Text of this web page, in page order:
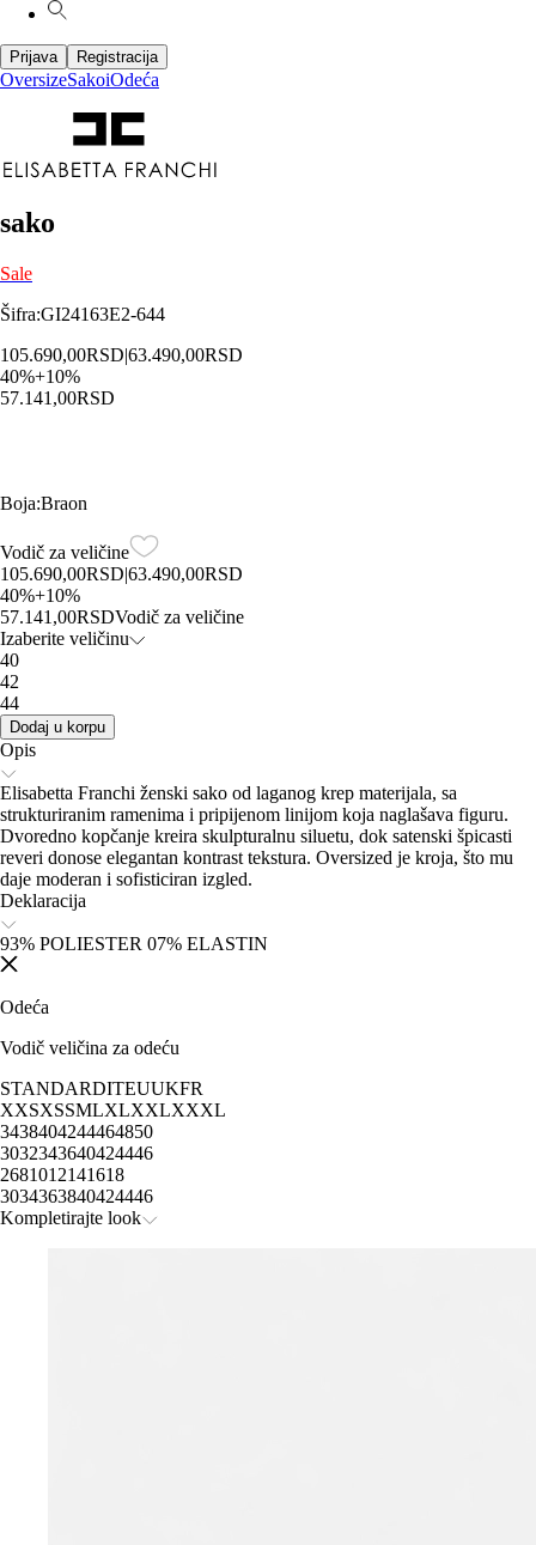
Prijava Registracija
OversizeSakoiOdeća
sako
Sale
Šifra:GI24163E2-644
105.690,00RSD|63.490,00RSD
40%+10%
57.141,00RSD
Boja:Braon
Vodič za veličine
105.690,00RSD|63.490,00RSD
40%+10%
57.141,00RSDVodič za veličine
Izaberite veličinu
40
42
44
Dodaj u korpu
Opis
Elisabetta Franchi ženski sako od laganog krep materijala, sa
strukturiranim ramenima i pripijenom linijom koja naglašava figuru.
Dvoredno kopčanje kreira skulpturalnu siluetu, dok satenski špicasti
reveri donose elegantan kontrast tekstura. Oversized je kroja, što mu
daje moderan i sofisticiran izgled.
Deklaracija
93% POLIESTER 07% ELASTIN
Odeća
Vodič veličina za odeću
STANDARDITEUUKFR
XXSXSSMLXLXXLXXXL
3438404244464850
3032343640424446
2681012141618
3034363840424446
Kompletirajte look